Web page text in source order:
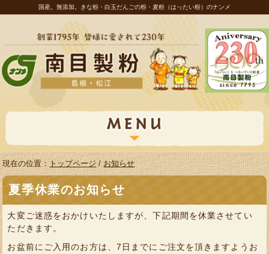
国産。無添加。きな粉・白玉だんごの粉・麦粉（はったい粉）のナンメ
現在の位置： トップページ /お知らせ
夏季休業のお知らせ
大変ご迷惑をおかけいたしますが、下記期間を休業させてい
ただきます。
お盆前にご入用のお方は、7日までにご注文を頂きますようお